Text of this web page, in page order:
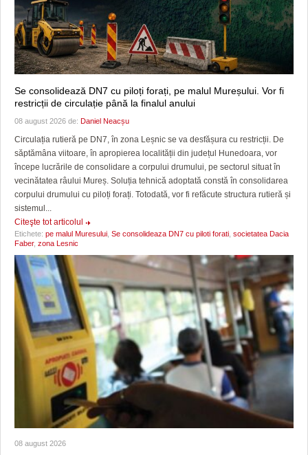
Se consolidează DN7 cu piloți forați, pe malul Mureșului. Vor fi
restricții de circulație până la finalul anului
08 august 2026 de: Daniel Neacșu
Circulația rutieră pe DN7, în zona Leșnic se va desfășura cu restricții. De
săptămâna viitoare, în apropierea localității din județul Hunedoara, vor
începe lucrările de consolidare a corpului drumului, pe sectorul situat în
vecinătatea râului Mureș. Soluția tehnică adoptată constă în consolidarea
corpului drumului cu piloți forați. Totodată, vor fi refăcute structura rutieră și
sistemul...
Citeşte tot articolul
Etichete: pe malul Muresului Se consolideaza DN7 cu piloti forati societatea Dacia
Faber, zona Lesnic
08 august 2026